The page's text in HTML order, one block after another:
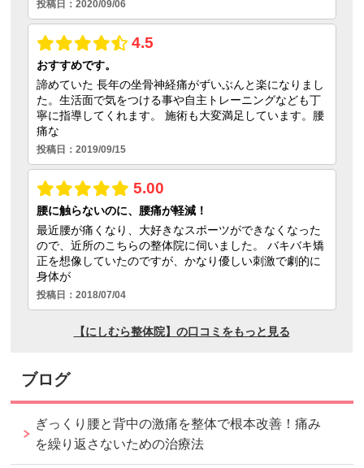
ブログ
ぎっくり腰と背中の激痛を整体で根本改善！痛み
を繰り返さないための治療法